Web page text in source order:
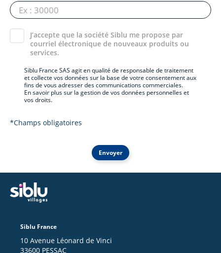
J’accepte que la société Siblu me propose par
courriel électronique de nouveaux produits ou
services.
Siblu France SAS agit en qualité de responsable de traitement
et collecte vos données sur la base de votre consentement aux
fins de vous adresser des communications commerciales.
En savoir plus sur la gestion de vos données personnelles et
vos droits.
*Champs obligatoires
Envoyer
Siblu France
10 Avenue Léonard de Vinci
33600 PESSAC